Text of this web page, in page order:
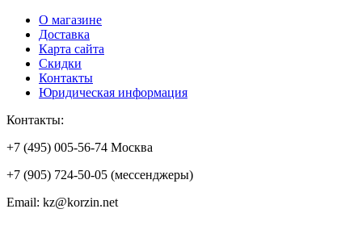
О магазине
Доставка
Карта сайта
Скидки
Контакты
Юридическая информация
Контакты:
+7 (495) 005-56-74 Москва
+7 (905) 724-50-05 (мессенджеры)
Email: kz@korzin.net